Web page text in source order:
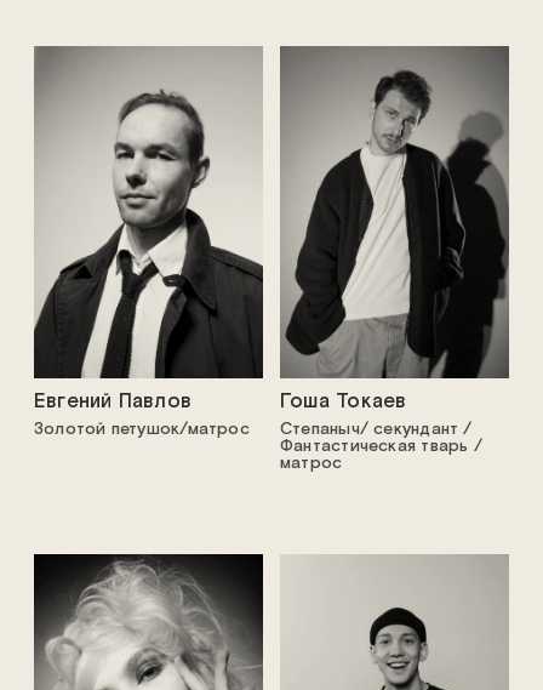
Евгений Павлов
Золотой петушок/матрос
Гоша Токаев
Степаныч/ секундант /
Фантастическая тварь /
матрос